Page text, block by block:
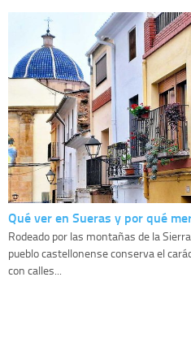
Qué ver en Sueras y por qué
Rodeado por las montañas de la
pueblo castellonense conserva el
con calles...